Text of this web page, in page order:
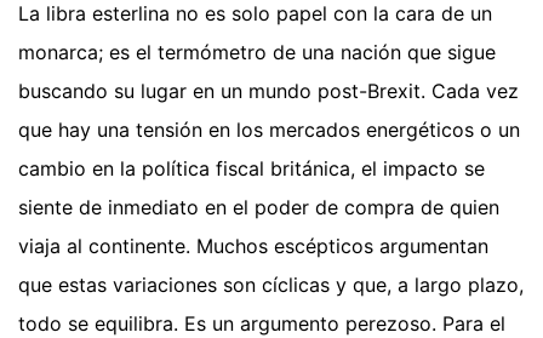
La libra esterlina no es solo papel con la cara de un
monarca; es el termómetro de una nación que sigue
buscando su lugar en un mundo post-Brexit. Cada vez
que hay una tensión en los mercados energéticos o un
cambio en la política fiscal británica, el impacto se
siente de inmediato en el poder de compra de quien
viaja al continente. Muchos escépticos argumentan
que estas variaciones son cíclicas y que, a largo plazo,
todo se equilibra. Es un argumento perezoso. Para el